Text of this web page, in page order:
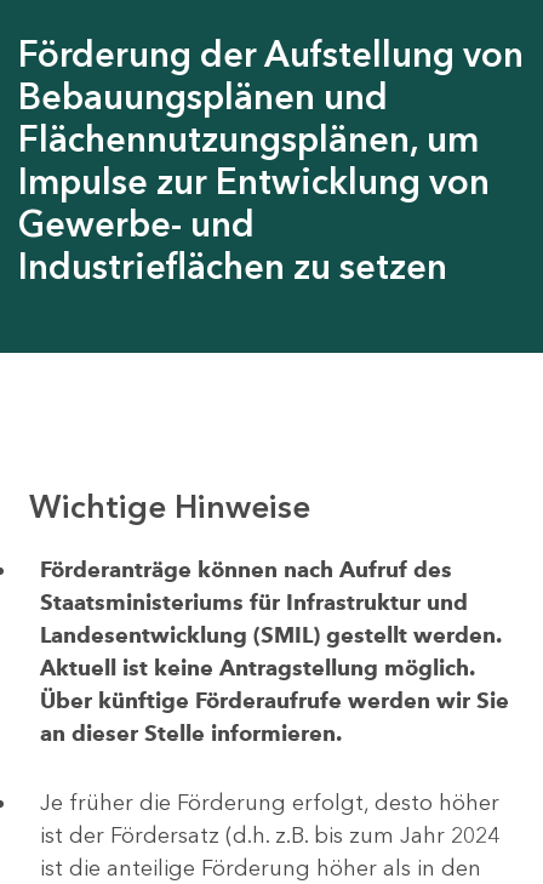
Förderung der Aufstellung von
Bebauungsplänen und
Flächennutzungsplänen, um
Impulse zur Entwicklung von
Gewerbe- und
Industrieflächen zu setzen
Wichtige Hinweise
Förderanträge können nach Aufruf des
Staatsministeriums für Infrastruktur und
Landesentwicklung (SMIL) gestellt werden.
Aktuell ist keine Antragstellung möglich.
Über künftige Förderaufrufe werden wir Sie
an dieser Stelle informieren.
Je früher die Förderung erfolgt, desto höher
ist der Fördersatz (d.h. z.B. bis zum Jahr 2024
ist die anteilige Förderung höher als in den